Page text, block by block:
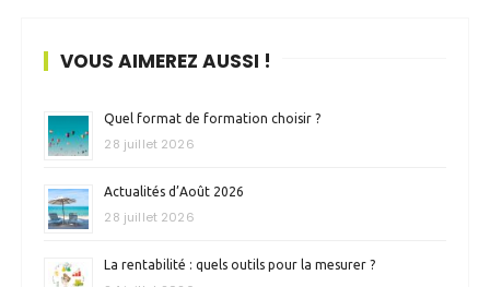
VOUS AIMEREZ AUSSI !
Quel format de formation choisir ?
28 juillet 2026
Actualités d’Août 2026
28 juillet 2026
La rentabilité : quels outils pour la mesurer ?